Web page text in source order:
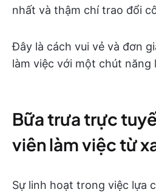
nhất và thậm chí trao đổi
Đây là cách vui vẻ và đơn
làm việc với một chút năng
Bữa trưa trực
viên làm việc từ
Sự linh hoạt trong việc lựa